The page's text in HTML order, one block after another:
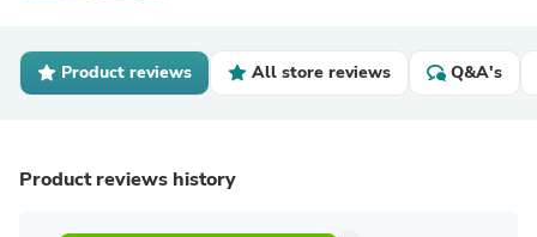
Product reviews All store reviews Q&A's
Product reviews history